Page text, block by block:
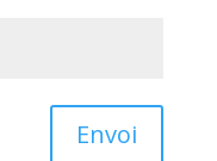
Envoi